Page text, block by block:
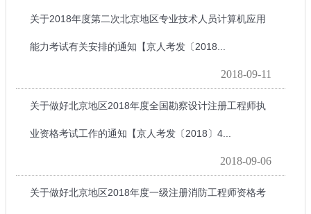
关于2018年度第二次北京地区专业技术人员计算机应用
能力考试有关安排的通知【京人考发〔2018...
2018-09-11
关于做好北京地区2018年度全国勘察设计注册工程师执
业资格考试工作的通知【京人考发〔2018〕4...
2018-09-06
关于做好北京地区2018年度一级注册消防工程师资格考